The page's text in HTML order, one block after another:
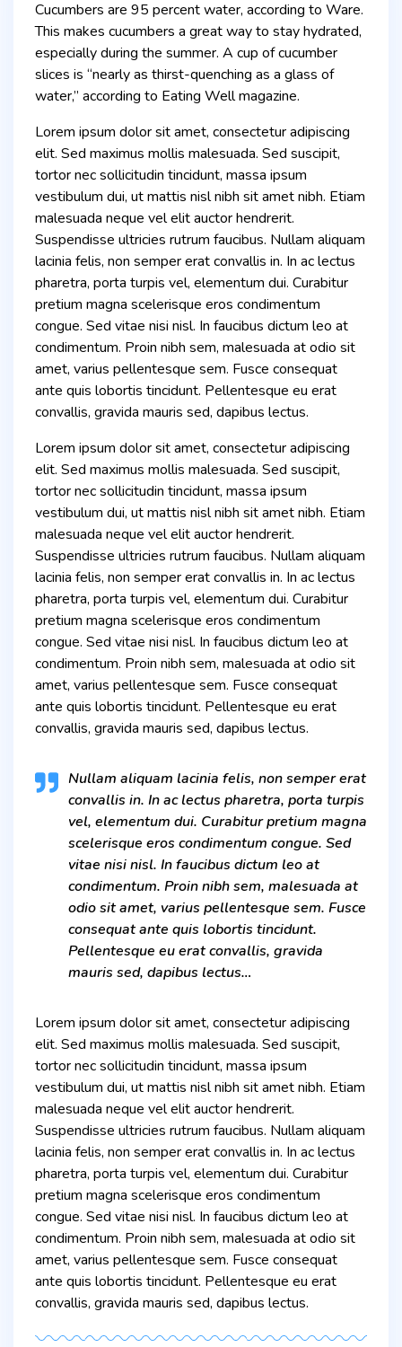
Cucumbers are 95 percent water, according to Ware.
This makes cucumbers a great way to stay hydrated,
especially during the summer. A cup of cucumber
slices is “nearly as thirst-quenching as a glass of
water,” according to Eating Well magazine.
Lorem ipsum dolor sit amet, consectetur adipiscing
elit. Sed maximus mollis malesuada. Sed suscipit,
tortor nec sollicitudin tincidunt, massa ipsum
vestibulum dui, ut mattis nisl nibh sit amet nibh. Etiam
malesuada neque vel elit auctor hendrerit.
Suspendisse ultricies rutrum faucibus. Nullam aliquam
lacinia felis, non semper erat convallis in. In ac lectus
pharetra, porta turpis vel, elementum dui. Curabitur
pretium magna scelerisque eros condimentum
congue. Sed vitae nisi nisl. In faucibus dictum leo at
condimentum. Proin nibh sem, malesuada at odio sit
amet, varius pellentesque sem. Fusce consequat
ante quis lobortis tincidunt. Pellentesque eu erat
convallis, gravida mauris sed, dapibus lectus.
Lorem ipsum dolor sit amet, consectetur adipiscing
elit. Sed maximus mollis malesuada. Sed suscipit,
tortor nec sollicitudin tincidunt, massa ipsum
vestibulum dui, ut mattis nisl nibh sit amet nibh. Etiam
malesuada neque vel elit auctor hendrerit.
Suspendisse ultricies rutrum faucibus. Nullam aliquam
lacinia felis, non semper erat convallis in. In ac lectus
pharetra, porta turpis vel, elementum dui. Curabitur
pretium magna scelerisque eros condimentum
congue. Sed vitae nisi nisl. In faucibus dictum leo at
condimentum. Proin nibh sem, malesuada at odio sit
amet, varius pellentesque sem. Fusce consequat
ante quis lobortis tincidunt. Pellentesque eu erat
convallis, gravida mauris sed, dapibus lectus.
Nullam aliquam lacinia felis, non semper erat
convallis in. In ac lectus pharetra, porta turpis
vel, elementum dui. Curabitur pretium magna
scelerisque eros condimentum congue. Sed
vitae nisi nisl. In faucibus dictum leo at
condimentum. Proin nibh sem, malesuada at
odio sit amet, varius pellentesque sem. Fusce
consequat ante quis lobortis tincidunt.
Pellentesque eu erat convallis, gravida
mauris sed, dapibus lectus…
Lorem ipsum dolor sit amet, consectetur adipiscing
elit. Sed maximus mollis malesuada. Sed suscipit,
tortor nec sollicitudin tincidunt, massa ipsum
vestibulum dui, ut mattis nisl nibh sit amet nibh. Etiam
malesuada neque vel elit auctor hendrerit.
Suspendisse ultricies rutrum faucibus. Nullam aliquam
lacinia felis, non semper erat convallis in. In ac lectus
pharetra, porta turpis vel, elementum dui. Curabitur
pretium magna scelerisque eros condimentum
congue. Sed vitae nisi nisl. In faucibus dictum leo at
condimentum. Proin nibh sem, malesuada at odio sit
amet, varius pellentesque sem. Fusce consequat
ante quis lobortis tincidunt. Pellentesque eu erat
convallis, gravida mauris sed, dapibus lectus.